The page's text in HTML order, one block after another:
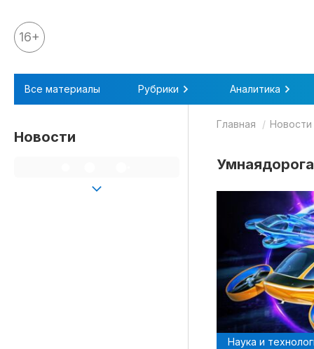
Все материалы
Аналитика
Аналитика
16+
Все материалы Рубрики Аналитика
Новости
Главная Новости
Умнаядорога
Наука и